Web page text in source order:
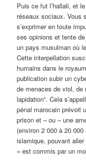
Puis ce fut l’hallali, et
réseaux sociaux. Vous
s’exprimer en toute
ses opinions et tente
un pays musulman où
Cette interpellation
humains dans le
publication subir un
de menaces de viol, de
lapidation”. Cela
pénal marocain prévoit
prison et – ou – une
(environ 2 000 à 20
islamique, pouvant aller
» est commis par un